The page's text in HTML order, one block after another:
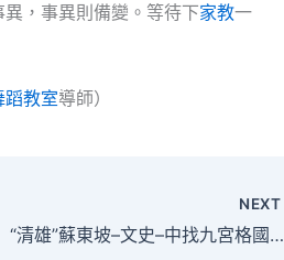
，事異則備變。等待下家教一
蹈教室導師）
NEXT
“清雄”蘇東坡–文史–中找九宮格國作家網